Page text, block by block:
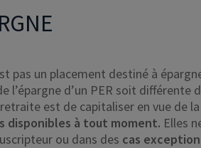
pas un placement destiné à
d’un PER soit différente
est de capitaliser en vue de
disponibles à tout moment. Elles
ou dans des cas